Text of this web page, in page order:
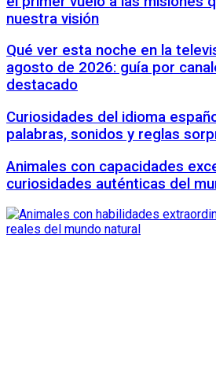
nuestra visión
Qué ver esta noche en la
agosto de 2026: guía por
destacado
Curiosidades del idioma
palabras, sonidos y reglas
Animales con capacidades
curiosidades auténticas del